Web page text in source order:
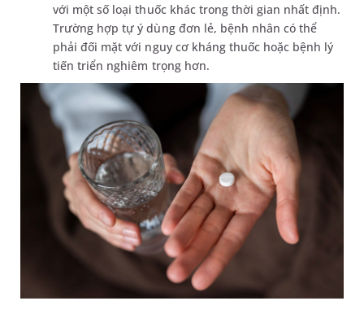
với một số loại thuốc khác trong thời gian nhất định.
Trường hợp tự ý dùng đơn lẻ, bệnh nhân có thể
phải đối mặt với nguy cơ kháng thuốc hoặc bệnh lý
tiến triển nghiêm trọng hơn.